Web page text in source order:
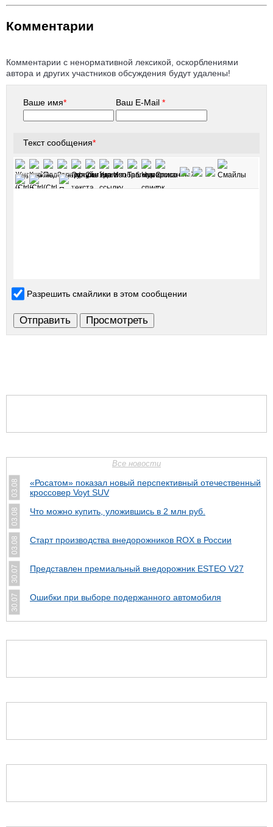
Комментарии
Комментарии с ненормативной лексикой, оскорблениями
автора и других участников обсуждения будут удалены!
Ваше имя* Ваш E-Mail*
Текст сообщения*
Разрешить смайлики в этом сообщении
Все новости
03.08
«Росатом» показал новый перспективный отечественный
кроссовер Voyt SUV
03.08 Что можно купить, уложившись в 2 млн руб.
03.08 Cтарт производства внедорожников ROX в России
30.07 Представлен премиальный внедорожник ESTEO V27
30.07 Ошибки при выборе подержанного автомобиля